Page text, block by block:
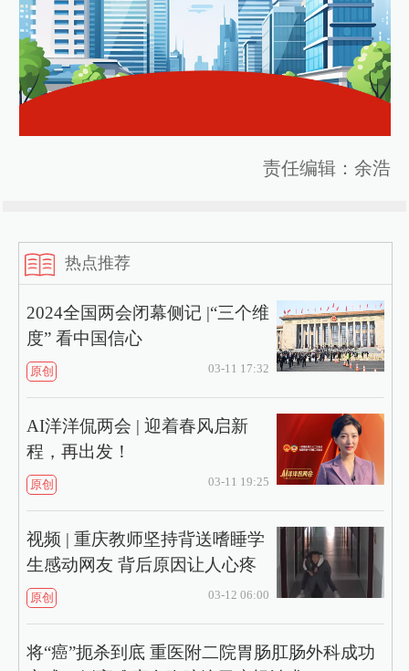
责任编辑：余浩
热点推荐
2024全国两会闭幕侧记 |“三个维
度” 看中国信心
原创 03-11 17:32
AI洋洋侃两会 | 迎着春风启新
程，再出发！
原创 03-11 19:25
视频 | 重庆教师坚持背送嗜睡学
生感动网友 背后原因让人心疼
原创 03-12 06:00
将“癌”扼杀到底 重医附二院胃肠肛肠外科成功